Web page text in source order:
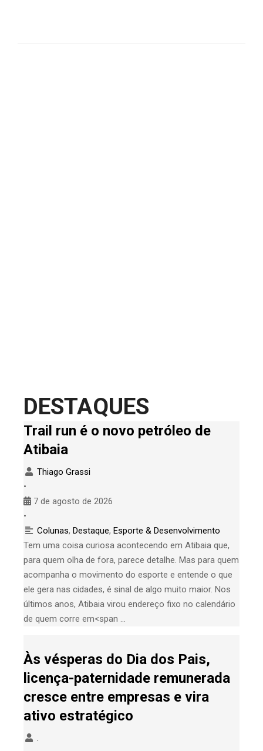
DESTAQUES
Trail run é o novo petróleo de
Atibaia
Thiago Grassi
•
7 de agosto de 2026
•
Colunas, Destaque, Esporte & Desenvolvimento
Tem uma coisa curiosa acontecendo em Atibaia que,
para quem olha de fora, parece detalhe. Mas para quem
acompanha o movimento do esporte e entende o que
ele gera nas cidades, é sinal de algo muito maior. Nos
últimos anos, Atibaia virou endereço fixo no calendário
de quem corre em<span …
Às vésperas do Dia dos Pais,
licença-paternidade remunerada
cresce entre empresas e vira
ativo estratégico
.